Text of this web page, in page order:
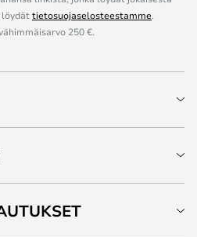
löydättietosuojaselosteestamme.
250 €.